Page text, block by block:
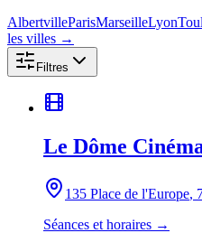
AlbertvilleParisMarseilleLyon
les villes →
Filtres
Le Dôme
135 Place de l'Europe,
Séances et horaires →